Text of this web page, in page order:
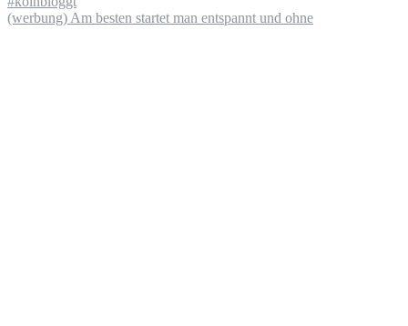
(werbung) Am besten startet man entspannt und ohne